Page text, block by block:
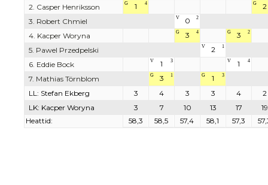
2. Casper Henriksson
G 1 4 G
2
3. Robert Chmiel
V 0 2
4. Kacper Woryna G 3 4 G 3 2
5. Pawel Przedpelski V 2 1
6. Eddie Bock V 1 3 V 1 4
7. Mathias Törnblom G 3 1 G 1 3
LL: Stefan Ekberg 3 4 3 3 4
2
LK: Kacper Woryna
3 7 10 13 17
19
Heattid:
58,3 58,5 57,4 58,1 57,3